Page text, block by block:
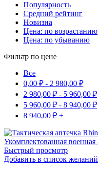
Популярность
Средний рейтинг
Новизна
Цена: по возрастанию
Цена: по убыванию
Фильтр по цене
Все
0,00 ₽ - 2 980,00 ₽
2 980,00 ₽ - 5 960,00 ₽
5 960,00 ₽ - 8 940,00 ₽
8 940,00 ₽ +
Быстрый просмотр
Добавить в список желаний